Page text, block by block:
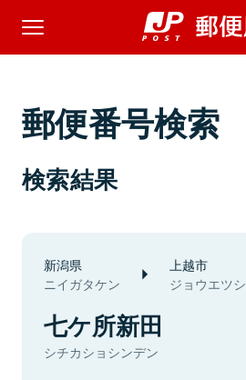
郵便番号検索
検索結果
新潟県
ニイガタケン
上越市
ジョウエツシ
七ケ所新田
シチカショシンデン